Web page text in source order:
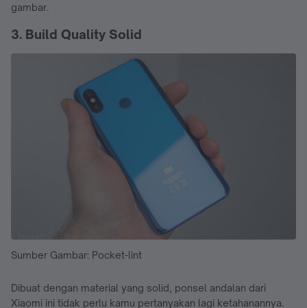
gambar.
3. Build Quality Solid
Sumber Gambar: Pocket-lint
Dibuat dengan material yang solid, ponsel andalan dari
Xiaomi ini tidak perlu kamu pertanyakan lagi ketahanannya.